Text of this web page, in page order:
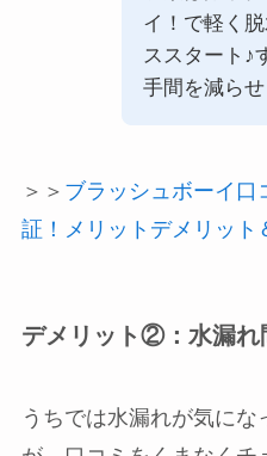
イ！で軽く
ススタート♪
手間を減らせ
＞＞ ブラッシュボーイ口
証！メリットデメリット
デメリット②：水漏れ
うちでは水漏れが気に